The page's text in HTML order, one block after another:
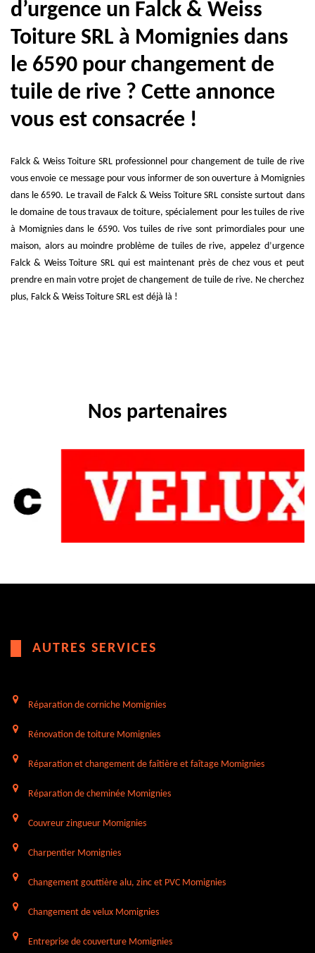
d’urgence un Falck & Weiss
Toiture SRL à Momignies dans
le 6590 pour changement de
tuile de rive ? Cette annonce
vous est consacrée !
Falck & Weiss Toiture SRL professionnel pour changement de tuile de rive
vous envoie ce message pour vous informer de son ouverture à Momignies
dans le 6590. Le travail de Falck & Weiss Toiture SRL consiste surtout dans
le domaine de tous travaux de toiture, spécialement pour les tuiles de rive
à Momignies dans le 6590. Vos tuiles de rive sont primordiales pour une
maison, alors au moindre problème de tuiles de rive, appelez d’urgence
Falck & Weiss Toiture SRL qui est maintenant près de chez vous et peut
prendre en main votre projet de changement de tuile de rive. Ne cherchez
plus, Falck & Weiss Toiture SRL est déjà là !
Nos partenaires
AUTRES SERVICES
Réparation de corniche Momignies
Rénovation de toiture Momignies
Réparation et changement de faîtière et faîtage Momignies
Réparation de cheminée Momignies
Couvreur zingueur Momignies
Charpentier Momignies
Changement gouttière alu, zinc et PVC Momignies
Changement de velux Momignies
Entreprise de couverture Momignies